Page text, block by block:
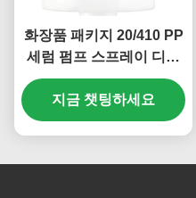
화장품 패키지 20/410 PP
세럼 펌프 스프레이 디스
펜서 펌프 OEM (MC-135)
지금 챗팅하세요